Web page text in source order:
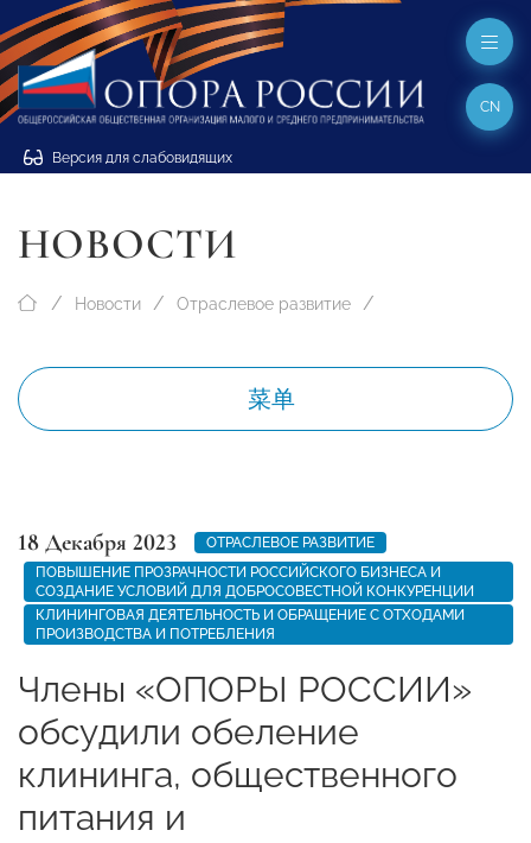
Версия для слабовидящих
CN
НОВОСТИ
Новости Отраслевое развитие
菜单
18 Декабря 2023
ОТРАСЛЕВОЕ РАЗВИТИЕ
ПОВЫШЕНИЕ ПРОЗРАЧНОСТИ РОССИЙСКОГО БИЗНЕСА И
СОЗДАНИЕ УСЛОВИЙ ДЛЯ ДОБРОСОВЕСТНОЙ КОНКУРЕНЦИИ
КЛИНИНГОВАЯ ДЕЯТЕЛЬНОСТЬ И ОБРАЩЕНИЕ С ОТХОДАМИ
ПРОИЗВОДСТВА И ПОТРЕБЛЕНИЯ
Члены «ОПОРЫ РОССИИ»
обсудили обеление
клининга, общественного
питания и